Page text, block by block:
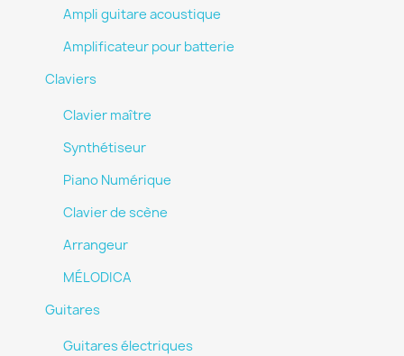
Ampli guitare acoustique
Amplificateur pour batterie
Claviers
Clavier maître
Synthétiseur
Piano Numérique
Clavier de scène
Arrangeur
MÉLODICA
Guitares
Guitares électriques